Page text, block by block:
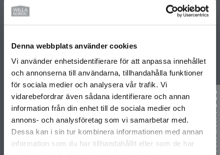
Denna webbplats använder cookies
Vi använder enhetsidentifierare för att anpassa innehållet
och annonserna till användarna, tillhandahålla funktioner
för sociala medier och analysera vår trafik. Vi
vidarebefordrar även sådana identifierare och annan
information från din enhet till de sociala medier och
annons- och analysföretag som vi samarbetar med.
Dessa kan i sin tur kombinera informationen med annan
information som du har tillhandahållit eller som de har
SNABBLÄNKAR
Integritetspolicy
Husgalleriet
Jobba på Willa Nordic
Kontakt